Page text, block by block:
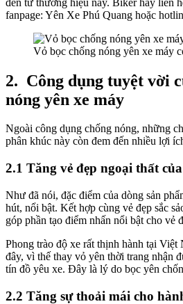
fanpage: Yên Xe Phú Quang hoặc
Vỏ bọc chống nóng yên xe máy
2. Công dụng tuyệt vời
nóng yên xe máy
Ngoài công dụng chống nóng, những
phân khúc này còn đem đến nhiều lợi
2.1 Tăng vẻ đẹp ngoại thất
Như đã nói, đặc điểm của dòng sản
hút, nổi bật. Kết hợp cùng vẻ đẹp sắc
góp phần tạo điểm nhấn nổi bật cho vẻ
Phong trào độ xe rất thịnh hành tại Việt
đây, vì thế thay vỏ yên thời trang nhận
tín đồ yêu xe. Đây là lý do bọc yên
2.2 Tăng sự thoải mái cho